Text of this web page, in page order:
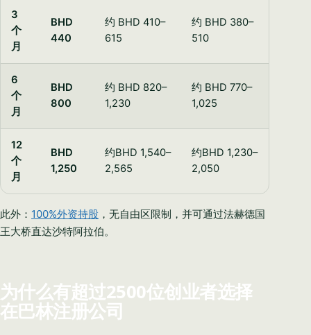
3
个
月
BHD
440
约 BHD 410–
615
约 BHD 380–
510
6
个
月
BHD
800
约 BHD 820–
1,230
约 BHD 770–
1,025
12
个
月
BHD
1,250
约BHD 1,540–
2,565
约BHD 1,230–
2,050
此外： 100%外资持股 ，无自由区限制，并可通过法赫德国
王大桥直达沙特阿拉伯。
为什么有超过2500位创业者选择
在巴林注册公司